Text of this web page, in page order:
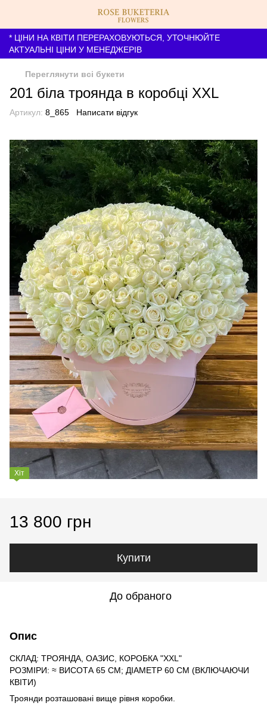
* ЦІНИ НА КВІТИ ПЕРЕРАХОВУЮТЬСЯ, УТОЧНЮЙТЕ
АКТУАЛЬНІ ЦІНИ У МЕНЕДЖЕРІВ
Переглянути всі букети
201 біла троянда в коробці XXL
Артикул: 8_865 Написати відгук
Хіт
13 800 грн
Купити
До обраного
Опис
СКЛАД: ТРОЯНДА, ОАЗИС, КОРОБКА "XXL"
РОЗМІРИ: ≈ ВИСОТА 65 СМ; ДІАМЕТР 60 СМ (ВКЛЮЧАЮЧИ
КВІТИ)
Троянди розташовані вище рівня коробки.